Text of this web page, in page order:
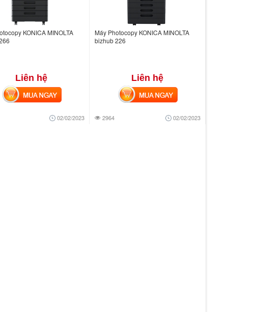
KONICA MINOLTA
Liên hệ
02/02/2023
MUA NGAY
Máy Photocopy KONICA MINOLTA
bizhub 226
Liên hệ
2964 02/02/2023
MUA NGAY